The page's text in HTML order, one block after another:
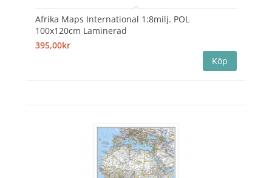
Afrika Maps International 1:8milj. POL
100x120cm Laminerad
395,00kr